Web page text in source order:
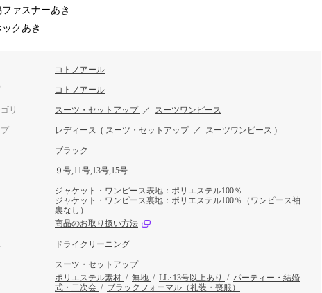
ァスナーあき
クあき
コトノアール
コトノアール
リ スーツ・セットアップ ／ スーツワンピース
レディース ( スーツ・セットアップ ／ スーツワンピース )
ブラック
９号,11号,13号,15号
ジャケット・ワンピース表地：ポリエステル100％
ジャケット・ワンピース裏地：ポリエステル100％（ワンピース袖
裏なし）
商品のお取り扱い方法
ドライクリーニング
スーツ・セットアップ
ポリエステル素材 / 無地 / LL･13号以上あり / パーティー・結婚
式・二次会 / ブラックフォーマル（礼装・喪服）